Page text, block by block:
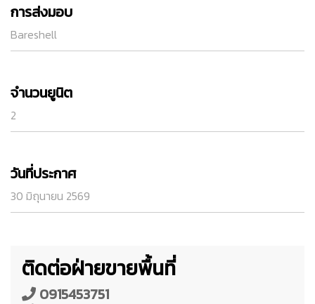
การส่งมอบ
Bareshell
จำนวนยูนิต
2
วันที่ประกาศ
30 มิถุนายน 2569
ติดต่อฝ่ายขายพื้นที่
0915453751